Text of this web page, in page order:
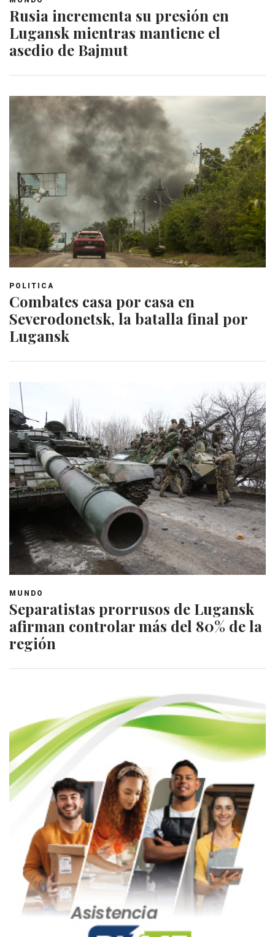
Rusia incrementa su presión en
Lugansk mientras mantiene el
asedio de Bajmut
POLITICA
Combates casa por casa en
Severodonetsk, la batalla final por
Lugansk
MUNDO
Separatistas prorrusos de Lugansk
afirman controlar más del 80% de la
región